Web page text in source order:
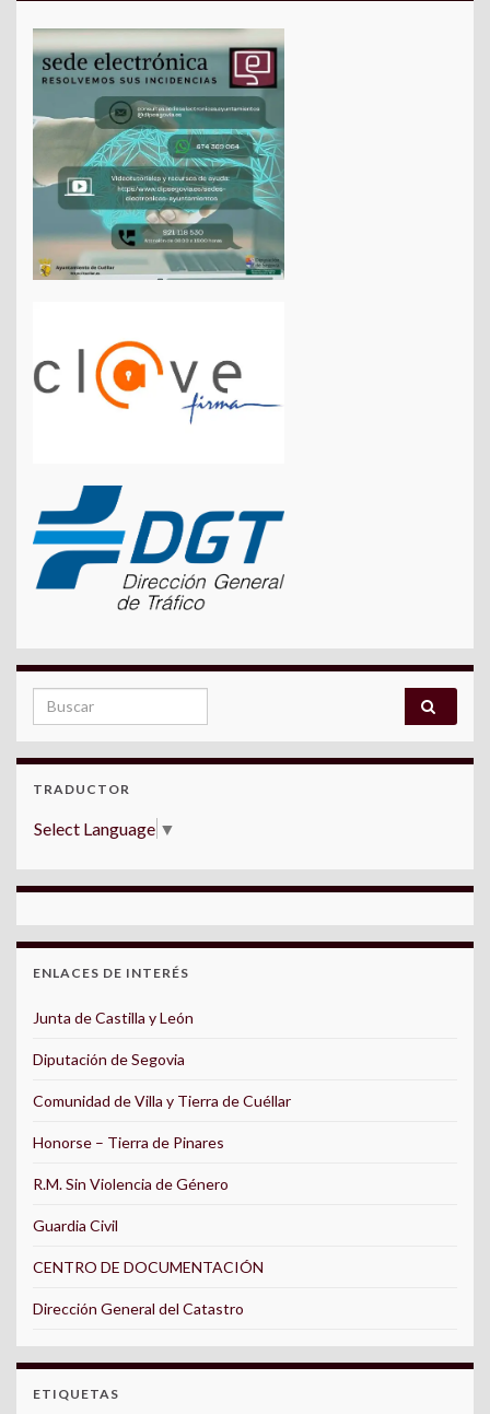
Search for:
TRADUCTOR
Select Language ▼
ENLACES DE INTERÉS
Junta de Castilla y León
Diputación de Segovia
Comunidad de Villa y Tierra de Cuéllar
Honorse – Tierra de Pinares
R.M. Sin Violencia de Género
Guardia Civil
CENTRO DE DOCUMENTACIÓN
Dirección General del Catastro
ETIQUETAS